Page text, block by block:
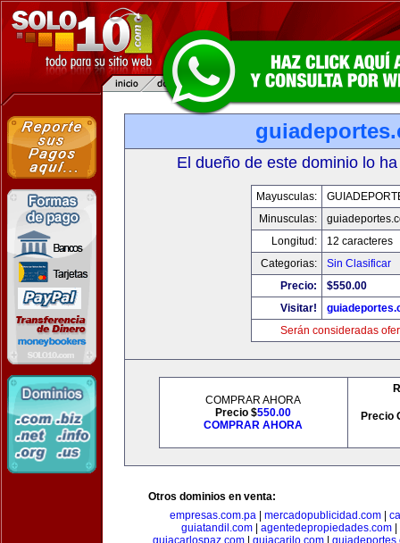
El dueño de este dominio lo
Mayusculas:
Minusculas:
Longitud:
12 caracteres
Categorias:
Sin Clasificar
Precio:
$550.00
Visitar!
Serán consideradas
COMPRAR AHORA
Precio $550.00
COMPRAR AHORA
Precio
Otros dominios en venta:
empresas.com.pa
mercadopublicidad.com
guiatandil.com| agentedepropiedades.com|
guiacarlospaz.com
guiacarilo.com